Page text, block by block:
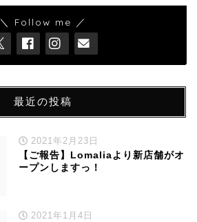
＼ Follow me ／
最近の投稿
2021年2月23日
【ご報告】Lomaliaより新店舗がオ
ープンしますっ！
2021年1月4日